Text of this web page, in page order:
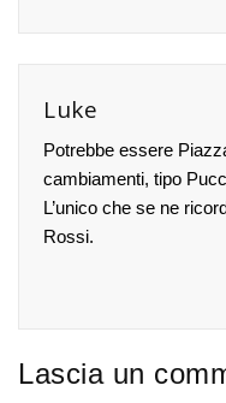
Luke
Potrebbe essere
cambiamenti, tipo
L’unico che se ne
Rossi.
Lascia un